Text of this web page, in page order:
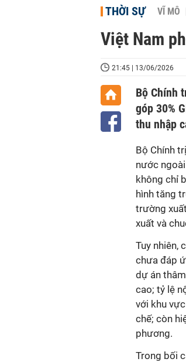
THỜI SỰ VĨ MÔ
Việt Nam
21:45 | 13/06/2026
Bộ Chính
góp 30%
thu nhập
Bộ Chính
nước
không chỉ
hình tăng
trường
xuất và
Tuy nhiên,
chưa đáp
dự án
cao; tỷ lệ
với khu
chế; còn
phương.
Trong bối